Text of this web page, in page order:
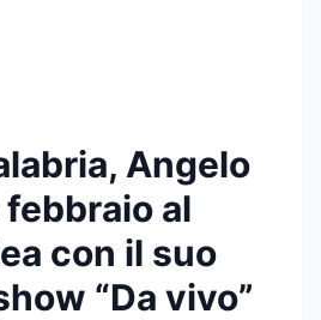
Angelo
al
con il suo
“Da vivo”